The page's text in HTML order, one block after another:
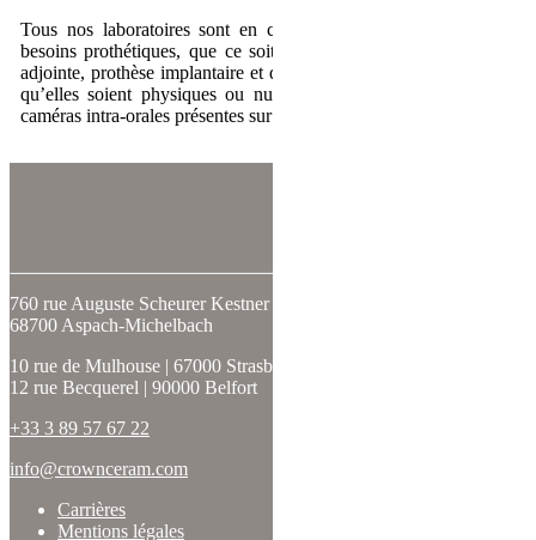
Tous nos laboratoires sont en capacité de répondre à tous vos
besoins prothétiques, que ce soit en prothèse conjointe, prothèse
adjointe, prothèse implantaire et de traiter tous types d’empreintes,
qu’elles soient physiques ou numériques et issues de toutes les
caméras intra-orales présentes sur le marché.
760 rue Auguste Scheurer Kestner
68700 Aspach-Michelbach
10 rue de Mulhouse | 67000 Strasbourg
12 rue Becquerel | 90000 Belfort
+33 3 89 57 67 22
info@crownceram.com
Carrières
Mentions légales